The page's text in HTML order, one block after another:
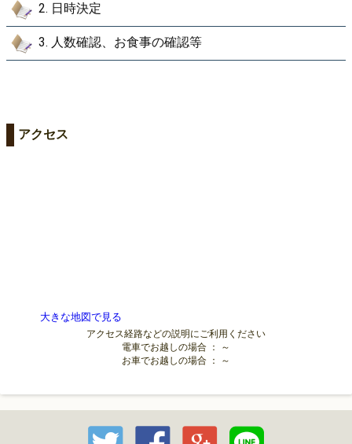
2. 日時決定
3. 人数確認、お食事の確認等
アクセス
大きな地図で見る
アクセス経路などの説明にご利用ください
電車でお越しの場合 ： ～
お車でお越しの場合 ： ～